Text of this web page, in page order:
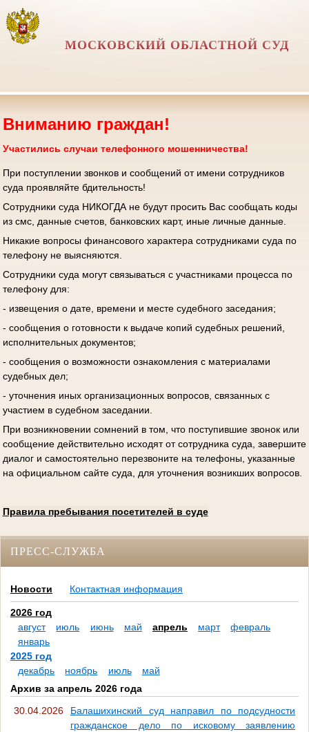
МОСКОВСКИЙ ОБЛАСТНОЙ СУД
Вниманию граждан!
Участились случаи телефонного мошенничества!
При поступлении звонков и сообщений от имени сотрудников
суда проявляйте бдительность!
Сотрудники суда НИКОГДА не будут просить Вас сообщать коды
из смс, данные счетов, банковских карт, иные личные данные.
Никакие вопросы финансового характера сотрудниками суда по
телефону не выясняются.
Сотрудники суда могут связываться с участниками процесса по
телефону для:
- извещения о дате, времени и месте судебного заседания;
- сообщения о готовности к выдаче копий судебных решений,
исполнительных документов;
- сообщения о возможности ознакомления с материалами
судебных дел;
- уточнения иных организационных вопросов, связанных с
участием в судебном заседании.
При возникновении сомнений в том, что поступившие звонок или
сообщение действительно исходят от сотрудника суда, завершите
диалог и самостоятельно перезвоните на телефоны, указанные
на официальном сайте суда, для уточнения возникших вопросов.
Правила пребывания посетителей в суде
ПРЕСС-СЛУЖБА
Новости Контактная информация
2026 год
август
июль июнь май апрель март
февраль
январь
2025 год
декабрь
ноябрь июль
май
Архив за апрель 2026 года
30.04.2026
Балашихинский суд направил по подсудности
гражданское дело по исковому заявлению